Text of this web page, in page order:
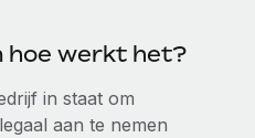
van
zijn team met 120%
hoe werkt het?
in staat om
aan te nemen